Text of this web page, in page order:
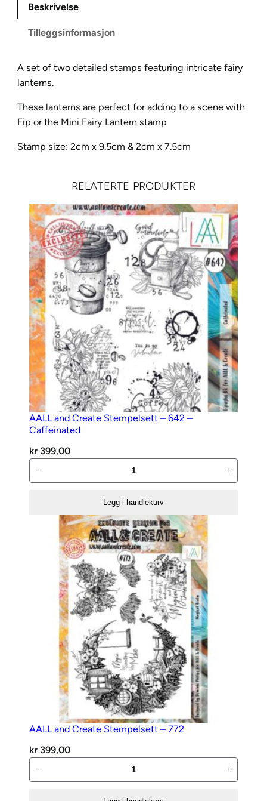
F
a
y
L
e
S
e
t
L
A
V
5
8
6
a
n
t
a
l
l
Beskrivelse
Tilleggsinformasjon
A set of two detailed stamps featuring intricate fairy
lanterns.
These lanterns are perfect for adding to a scene with
Fip or the Mini Fairy Lantern stamp
Stamp size: 2cm x 9.5cm & 2cm x 7.5cm
RELATERTE PRODUKTER
AALL and Create Stempelsett – 642 –
Caffeinated
kr 399,00
and
Caffeinated
− +
Legg i handlekurv
AALL and Create Stempelsett – 772
kr 399,00
and
− +